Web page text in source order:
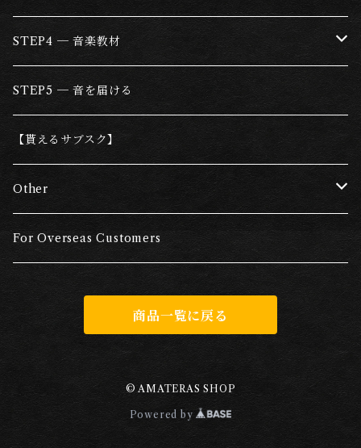
ファンタム電源＆マイクトランス
ライントランス
ダイレクト・ボックス（DI)
サイレントキャビネット
ケーブル
スピーカー
アンプ
ライントランス
ミキシング
マスタリング
トラックブラッシュアップサービス
マルチトラックデータ
レコーディング・スタジオ
スタジオテンプレート
STEP4 ─ 音楽教材
REC,MIX,MASTERING
GUITAR
BASS
DRUMS
滑舌&リズムトレーニング
STEP5 ─ 音を届ける
【貰えるサブスク】
Other
Sugarfields使用AMATERAS機材＆サービス
AMATERAS Custom Orders
For Overseas Customers
商品一覧に戻る
© AMATERAS SHOP
Powered by